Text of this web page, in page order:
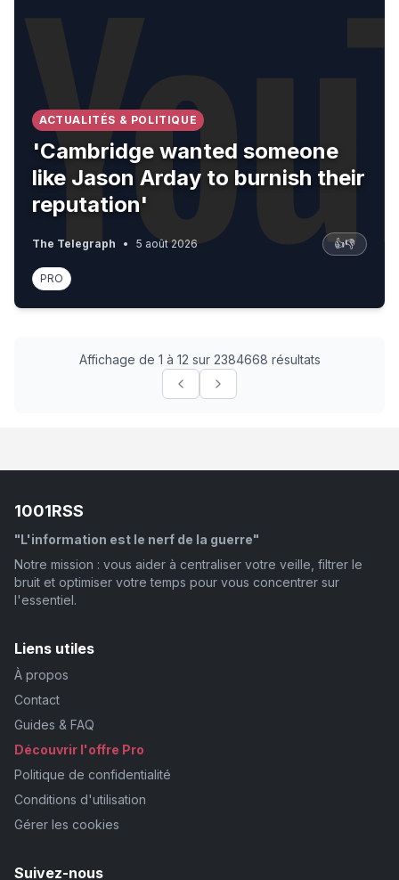
ACTUALITÉS & POLITIQUE
'Cambridge wanted someone
like Jason Arday to burnish their
reputation'
The Telegraph • 5 août 2026 👍👎
PRO
Affichage de 1 à 12 sur 2384668 résultats
1001RSS
"L'information est le nerf de la guerre"
Notre mission : vous aider à centraliser votre veille, filtrer le
bruit et optimiser votre temps pour vous concentrer sur
l'essentiel.
Liens utiles
À propos
Contact
Guides & FAQ
Découvrir l'offre Pro
Politique de confidentialité
Conditions d'utilisation
Gérer les cookies
Suivez-nous